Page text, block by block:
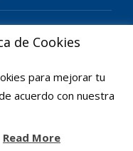
reservados · Tarragona,
de Cookies
para mejorar tu
acuerdo con nuestra
Read More